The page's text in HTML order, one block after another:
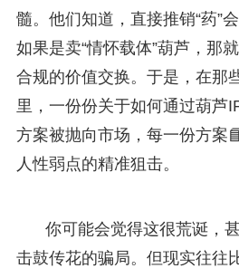
髓。他们知道，直接推销“药”
如果是卖“情怀载体”葫芦，那
合规的价值交换。于是，在那
里，一份份关于如何通过葫芦
方案被抛向市场，每一份方案
人性弱点的精准狙击。
你可能会觉得这很荒诞，
击鼓传花的骗局。但现实往往